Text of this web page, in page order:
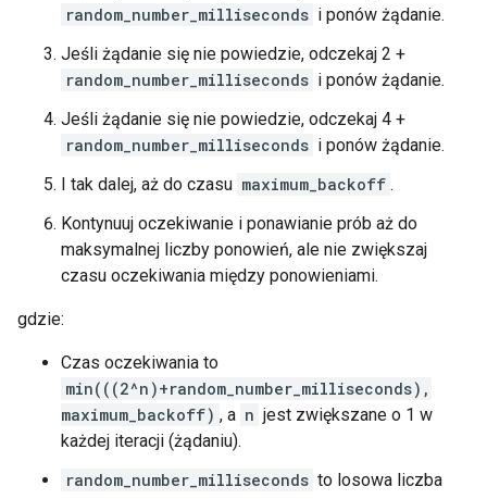
random_number_milliseconds i ponów żądanie.
Jeśli żądanie się nie powiedzie, odczekaj 2 +
random_number_milliseconds i ponów żądanie.
Jeśli żądanie się nie powiedzie, odczekaj 4 +
random_number_milliseconds i ponów żądanie.
I tak dalej, aż do czasu maximum_backoff .
Kontynuuj oczekiwanie i ponawianie prób aż do
maksymalnej liczby ponowień, ale nie zwiększaj
czasu oczekiwania między ponowieniami.
gdzie:
Czas oczekiwania to
min(((2^n)+random_number_milliseconds),
maximum_backoff) , a n jest zwiększane o 1 w
każdej iteracji (żądaniu).
random_number_milliseconds to losowa liczba